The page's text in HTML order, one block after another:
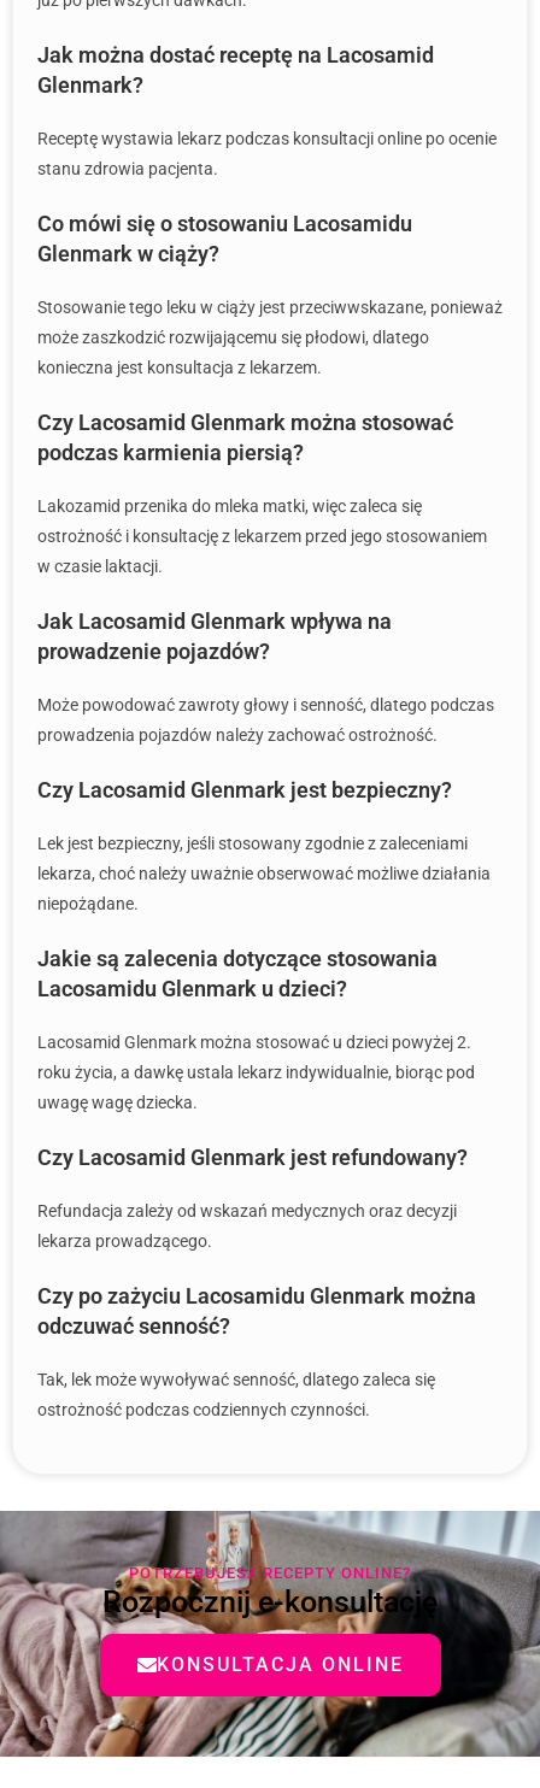
Jak można dostać receptę na Lacosamid
Glenmark?
Receptę wystawia lekarz podczas konsultacji online po ocenie
stanu zdrowia pacjenta.
Co mówi się o stosowaniu Lacosamidu
Glenmark w ciąży?
Stosowanie tego leku w ciąży jest przeciwwskazane, ponieważ
może zaszkodzić rozwijającemu się płodowi, dlatego
konieczna jest konsultacja z lekarzem.
Czy Lacosamid Glenmark można stosować
podczas karmienia piersią?
Lakozamid przenika do mleka matki, więc zaleca się
ostrożność i konsultację z lekarzem przed jego stosowaniem
w czasie laktacji.
Jak Lacosamid Glenmark wpływa na
prowadzenie pojazdów?
Może powodować zawroty głowy i senność, dlatego podczas
prowadzenia pojazdów należy zachować ostrożność.
Czy Lacosamid Glenmark jest bezpieczny?
Lek jest bezpieczny, jeśli stosowany zgodnie z zaleceniami
lekarza, choć należy uważnie obserwować możliwe działania
niepożądane.
Jakie są zalecenia dotyczące stosowania
Lacosamidu Glenmark u dzieci?
Lacosamid Glenmark można stosować u dzieci powyżej 2.
roku życia, a dawkę ustala lekarz indywidualnie, biorąc pod
uwagę wagę dziecka.
Czy Lacosamid Glenmark jest refundowany?
Refundacja zależy od wskazań medycznych oraz decyzji
lekarza prowadzącego.
Czy po zażyciu Lacosamidu Glenmark można
odczuwać senność?
Tak, lek może wywoływać senność, dlatego zaleca się
ostrożność podczas codziennych czynności.
POTRZEBUJESZ RECEPTY ONLINE?
Rozpocznij e-konsultację
KONSULTACJA ONLINE